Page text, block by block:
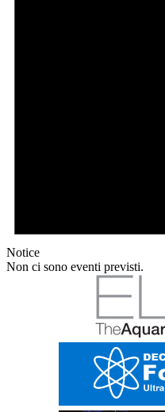
Notice
Non ci sono eventi previsti.